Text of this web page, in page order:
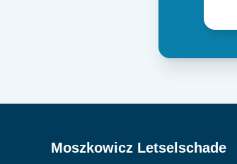
Moszkowicz Letselschade